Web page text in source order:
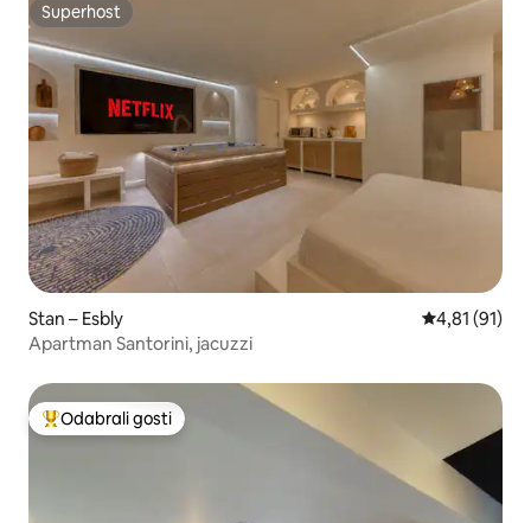
Superhost
Superhost
Stan – Esbly Prosječna
4,81 (91)
Apartman Santorini, jacuzzi
Među najviše rangiranima s oznakom „Odabrali gosti”
Odabrali gosti